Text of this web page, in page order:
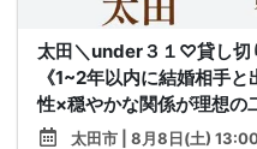
太田＼under３１♡貸し切
《1~2年以内に結婚相手
性×穏やかな関係が理想
太田市 | 8月8日(土)